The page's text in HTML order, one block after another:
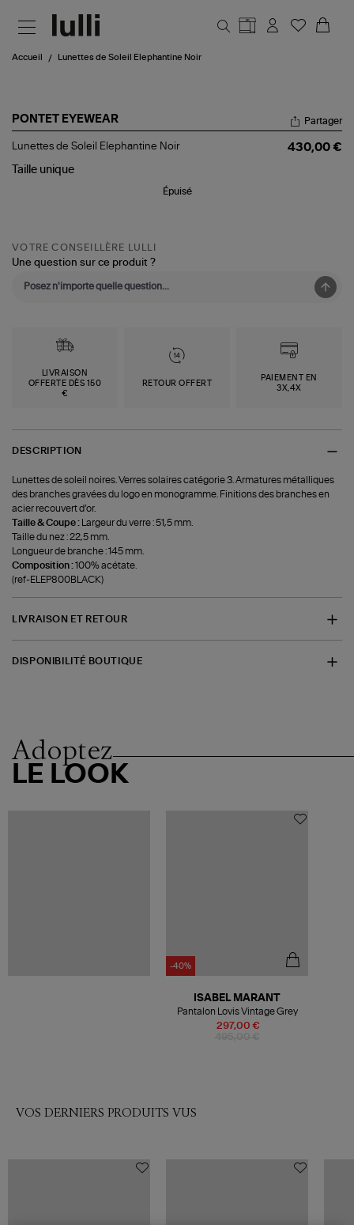
Accueil Lunettes de Soleil Elephantine Noir
PONTET EYEWEAR
Lunettes
Soleil
Partager
Lunettes de Soleil Elephantine Noir
430,00 €
Taille unique
Épuisé
VOTRE CONSEILLÈRE LULLI
Une question sur ce produit ?
LIVRAISON
OFFERTE DÈS 150
€
RETOUR OFFERT
PAIEMENT EN
3X,4X
DESCRIPTION
Lunettes de soleil noires. Verres solaires catégorie 3. Armatures métalliques
des branches gravées du logo en monogramme. Finitions des branches en
acier recouvert d’or.
Taille & Coupe :
Largeur du verre : 51,5 mm.
Taille du nez : 22,5 mm.
Longueur de branche : 145 mm.
Composition :100% acétate.
(ref-ELEP800BLACK)
LIVRAISON ET RETOUR
DISPONIBILITÉ BOUTIQUE
Adoptez
LE LOOK
-40%
297,00 €
ISABEL MARANT
Pantalon Lovis Vintage Grey
VOS DERNIERS PRODUITS VUS